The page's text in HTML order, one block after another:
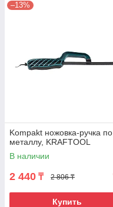
–13%
Kompakt ножовка-ручка по
металлу, KRAFTOOL
В наличии
2 440 ₸ 2 806 ₸
Купить